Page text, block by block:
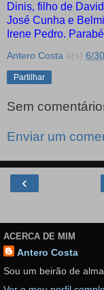
Dinis, filho de
José Cunha e
Irene Pedro.
Antero Costa à(s) 6/
Partilhar
Sem
Enviar um
‹
ACERCA DE MIM
Antero Costa
Sou um beirão de